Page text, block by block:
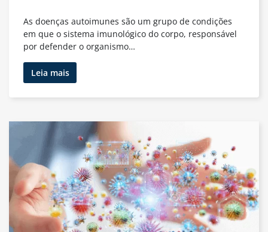
As doenças autoimunes são um grupo de condições
em que o sistema imunológico do corpo, responsável
por defender o organismo…
Leia maisO
que
são
Autoimunes?